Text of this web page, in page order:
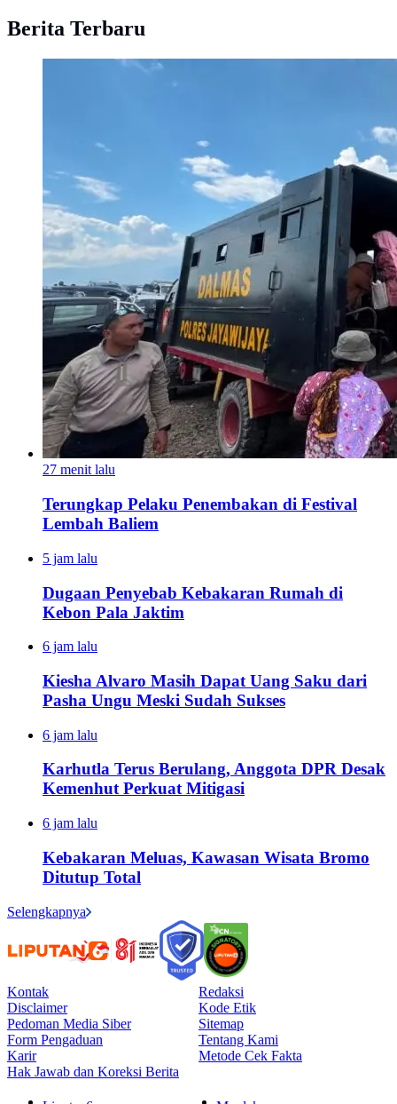
Berita Terbaru
27 menit lalu
Terungkap Pelaku Penembakan di Festival
Lembah Baliem
5 jam lalu
Dugaan Penyebab Kebakaran Rumah di
Kebon Pala Jaktim
6 jam lalu
Kiesha Alvaro Masih Dapat Uang Saku dari
Pasha Ungu Meski Sudah Sukses
6 jam lalu
Karhutla Terus Berulang, Anggota DPR Desak
Kemenhut Perkuat Mitigasi
6 jam lalu
Kebakaran Meluas, Kawasan Wisata Bromo
Ditutup Total
Selengkapnya
Kontak
Redaksi
Disclaimer
Kode Etik
Pedoman Media Siber
Sitemap
Form Pengaduan
Tentang Kami
Karir
Metode Cek Fakta
Hak Jawab dan Koreksi Berita